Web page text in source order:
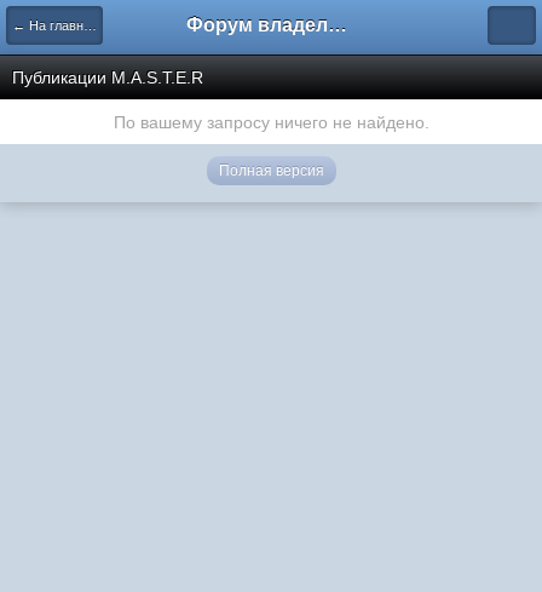
← На главную Форум владельцев интернет-магазинов
Публикации M.A.S.T.E.R
По вашему запросу ничего не найдено.
Полная версия